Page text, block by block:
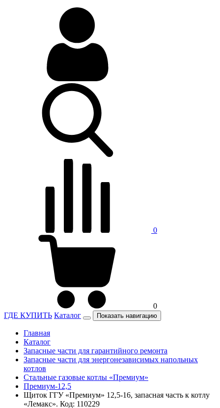
0
0
ГДЕ КУПИТЬ Каталог Показать навигацию
Главная
Каталог
Запасные части для гарантийного ремонта
Запасные части для энергонезависимых напольных
котлов
Стальные газовые котлы «Премиум»
Премиум-12,5
Щиток ГГУ «Премиум» 12,5-16, запасная часть к котлу
«Лемакс». Код: 110229